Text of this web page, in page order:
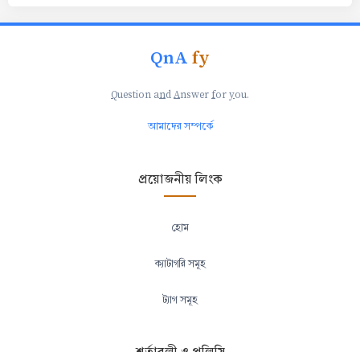
QnAfy
Question andAnswer foryou.
আমাদের সম্পর্কে
প্রয়োজনীয় লিংক
হোম
ক্যাটাগরি সমূহ
ট্যাগ সমূহ